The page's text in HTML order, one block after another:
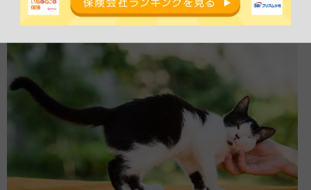
スキンシップで懐かせる